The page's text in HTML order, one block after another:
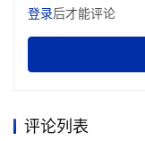
登录后才能评论
评论列表